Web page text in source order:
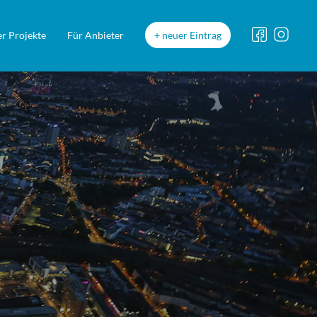
Projekte Für Anbieter neuer Eintrag